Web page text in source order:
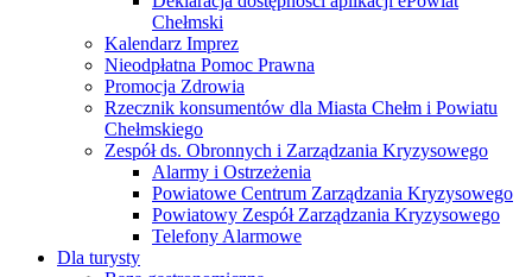
Chełmski
Kalendarz Imprez
Nieodpłatna Pomoc Prawna
Promocja Zdrowia
Rzecznik konsumentów dla Miasta Chełm i Powiatu
Chełmskiego
Zespół ds. Obronnych i Zarządzania Kryzysowego
Alarmy i Ostrzeżenia
Powiatowe Centrum Zarządzania Kryzysowego
Powiatowy Zespół Zarządzania Kryzysowego
Telefony Alarmowe
Dla turysty